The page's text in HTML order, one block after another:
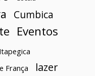
Cumbica
Eventos
Itapegica
França lazer